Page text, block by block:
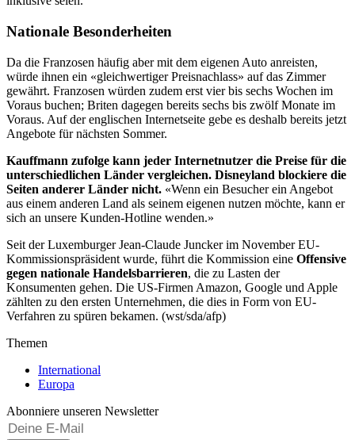
Nationale Besonderheiten
Da die Franzosen häufig aber mit dem eigenen Auto anreisten,
würde ihnen ein «gleichwertiger Preisnachlass» auf das Zimmer
gewährt. Franzosen würden zudem erst vier bis sechs Wochen im
Voraus buchen; Briten dagegen bereits sechs bis zwölf Monate im
Voraus. Auf der englischen Internetseite gebe es deshalb bereits jetzt
Angebote für nächsten Sommer.
Kauffmann zufolge kann jeder Internetnutzer die Preise für die
unterschiedlichen Länder vergleichen. Disneyland blockiere die
Seiten anderer Länder nicht. «Wenn ein Besucher ein Angebot
aus einem anderen Land als seinem eigenen nutzen möchte, kann er
sich an unsere Kunden-Hotline wenden.»
Seit der Luxemburger Jean-Claude Juncker im November EU-
Kommissionspräsident wurde, führt die Kommission eine Offensive
gegen nationale Handelsbarrieren, die zu Lasten der
Konsumenten gehen. Die US-Firmen Amazon, Google und Apple
zählten zu den ersten Unternehmen, die dies in Form von EU-
Verfahren zu spüren bekamen. (wst/sda/afp)
Themen
International
Europa
Abonniere unseren Newsletter